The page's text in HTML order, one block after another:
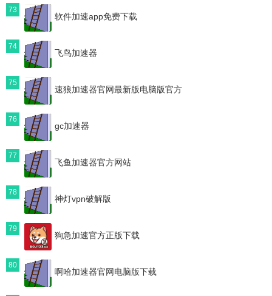
73
软件加速app免费下载
74
飞鸟加速器
75
速狼加速器官网最新版电脑版官方
76
gc加速器
77
飞鱼加速器官方网站
78
神灯vpn破解版
79
狗急加速官方正版下载
80
啊哈加速器官网电脑版下载